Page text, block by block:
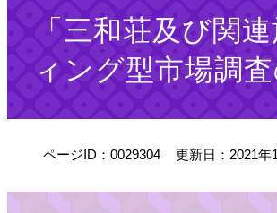
「三和荘及び関
ィング型市場調
ページID：0029304 更新日：2021年